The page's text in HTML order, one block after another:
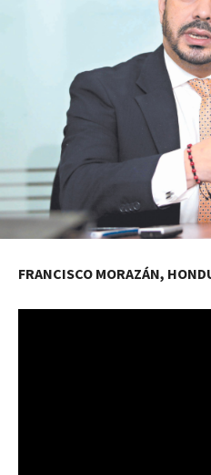
FRANCISCO MORAZÁN,